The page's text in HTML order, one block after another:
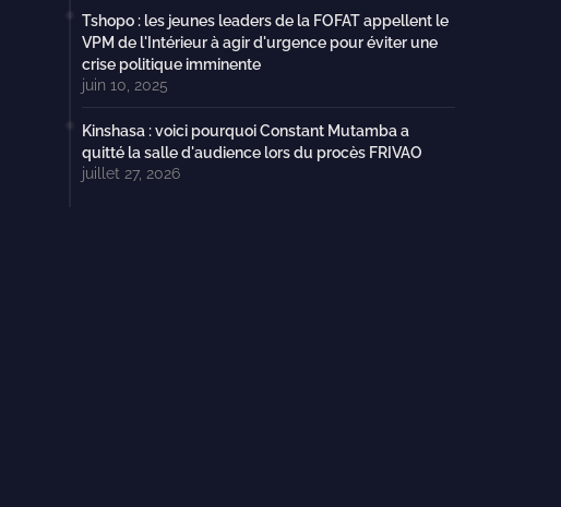
Tshopo : les jeunes leaders de la FOFAT appellent le
VPM de l'Intérieur à agir d'urgence pour éviter une
crise politique imminente
juin 10, 2025
Kinshasa : voici pourquoi Constant Mutamba a
quitté la salle d'audience lors du procès FRIVAO
juillet 27, 2026